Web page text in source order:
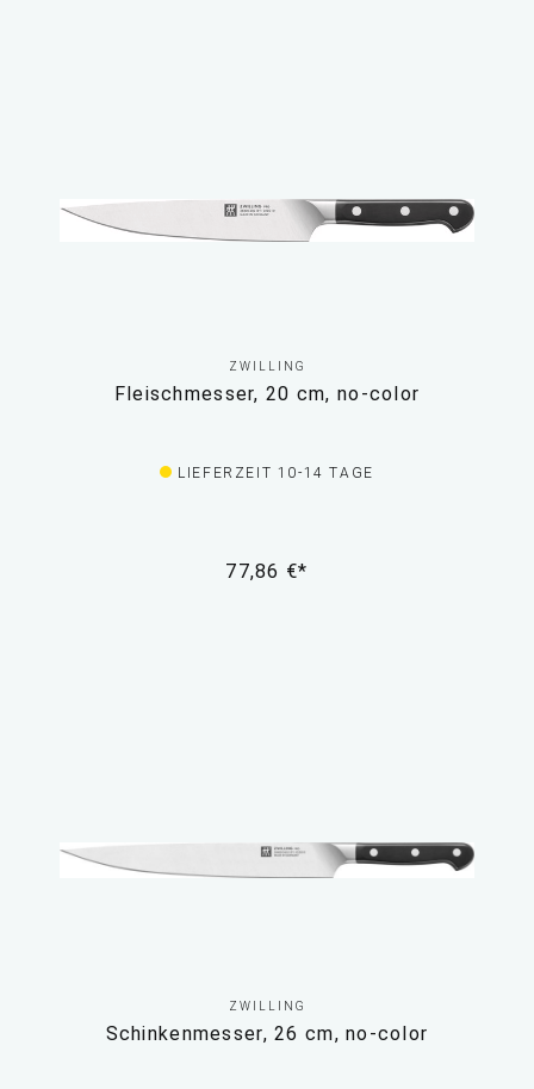
ZWILLING
Fleischmesser, 20 cm, no-color
LIEFERZEIT 10-14 TAGE
77,86 €*
ZWILLING
Schinkenmesser, 26 cm, no-color